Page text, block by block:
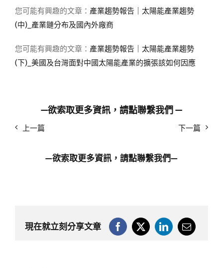
您可能有興趣的文章： 產業趨勢報告｜太陽能產業趨勢
(中)_產業鏈分布及國內外廠商
您可能有興趣的文章： 產業趨勢報告｜太陽能產業趨勢
(下)_美國及台灣面對中國太陽能產業的擴張該如何因應
—欲索取更多資訊，請點聯繫我們 —
上一篇 下一篇
—欲索取更多資訊，請點聯繫我們—
現在就立刻分享文章